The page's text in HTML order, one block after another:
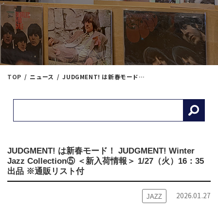
TOP ニュース JUDGMENT! は新春モード！ JUDGMENT! Winter Jazz Collection⑤ ＜新入荷情報＞ 1/27（火）16：35出品 ※通販リスト付
JUDGMENT! は新春モード！ JUDGMENT! Winter
Jazz Collection⑤ ＜新入荷情報＞ 1/27（火）16：35
出品 ※通販リスト付
JAZZ 2026.01.27